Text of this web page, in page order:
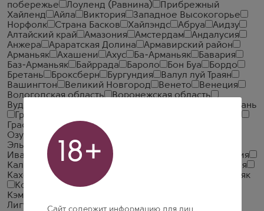
побережье
Лоуленд (Равнина)
Прибрежный
Хайленд
Айла Виктория
Западное Высокогорье
Норфолк
Страна Басков Хайлэндс Абруа
Аидзу
Алтайский край
Амазония Амстердам
Андалусия
Анжера
Араратская Долина
Армавирский район
Арманьяк
Ахашени Ахус Ба-Арманьяк
Бавария
Баз-Арманьяк
Байррада Бароло Бон Буа
Бордо
Бретань
Броксберн Бургундия
Валул луй Траян
Вашингтон
Великий Новгород Венето
Венеция
Вологодская область
Воронежская область
Вудфорд
Гран Фин Шампань
Гранд Шампань
Графство Корк
Графство Уэстмит
Озургети
Демерара
Эльки
Дублин Дуранго
Ивановская Область
Йонедзава
Калабрия
Калининград
Кампания
Каталония
Кахетия
Кентукки Киото
Коньяк
Копенгаген
Краснодарский край
Кэмпбелтаун
Лигурия
Лимпопо Литрим Ломбардия
18+
Сайт содержит информацию для лиц